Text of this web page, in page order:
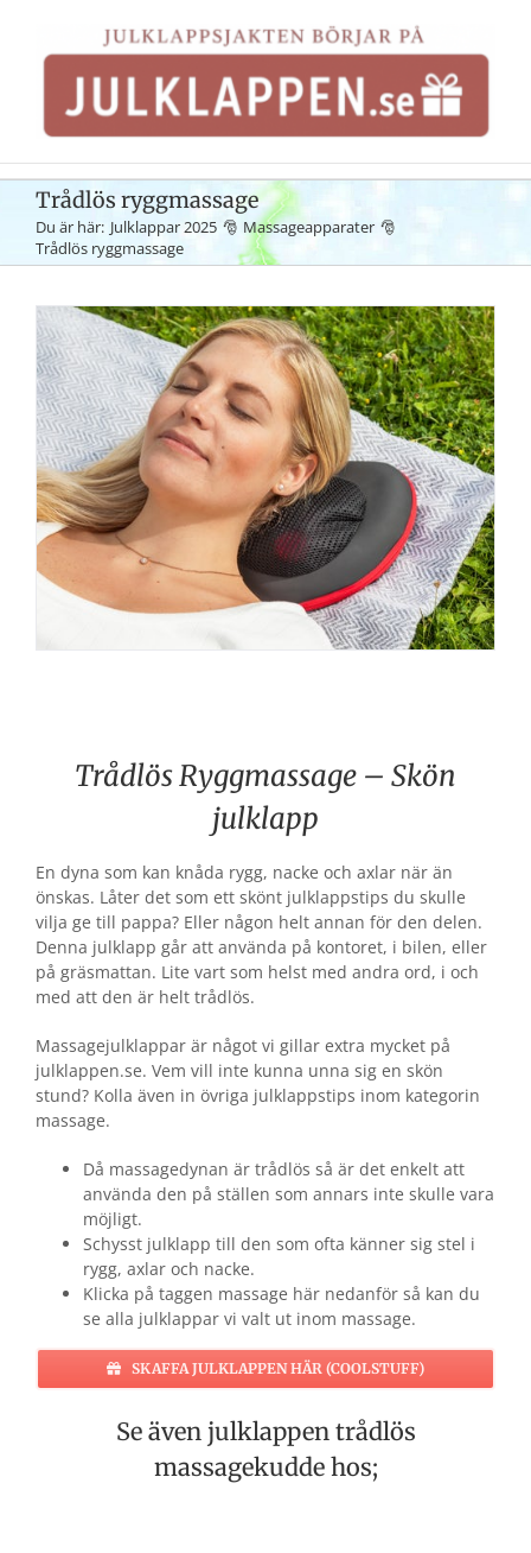
innehållet
Trådlös ryggmassage
Du är här: Julklappar 2025
Massageapparater
Trådlös ryggmassage
Trådlös Ryggmassage – Skön
julklapp
En dyna som kan knåda rygg, nacke och axlar när än
önskas. Låter det som ett skönt julklappstips du skulle
vilja ge till pappa? Eller någon helt annan för den delen.
Denna julklapp går att använda på kontoret, i bilen, eller
på gräsmattan. Lite vart som helst med andra ord, i och
med att den är helt trådlös.
Massagejulklappar är något vi gillar extra mycket på
julklappen.se. Vem vill inte kunna unna sig en skön
stund? Kolla även in övriga julklappstips inom kategorin
massage.
Då massagedynan är trådlös så är det enkelt att
använda den på ställen som annars inte skulle vara
möjligt.
Schysst julklapp till den som ofta känner sig stel i
rygg, axlar och nacke.
Klicka på taggen massage här nedanför så kan du
se alla julklappar vi valt ut inom massage.
SKAFFA JULKLAPPEN HÄR (COOLSTUFF)
Se även julklappen trådlös
massagekudde hos;